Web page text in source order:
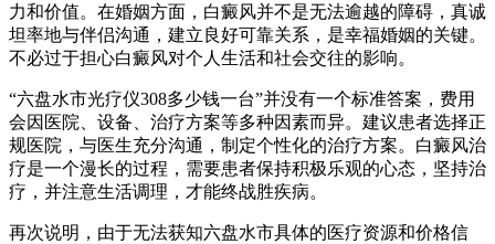
力和价值。在婚姻方面，白癜风并不是无法逾越的障碍，真诚
坦率地与伴侣沟通，建立良好可靠关系，是幸福婚姻的关键。
不必过于担心白癜风对个人生活和社会交往的影响。
“六盘水市光疗仪308多少钱一台”并没有一个标准答案，费用
会因医院、设备、治疗方案等多种因素而异。建议患者选择正
规医院，与医生充分沟通，制定个性化的治疗方案。白癜风治
疗是一个漫长的过程，需要患者保持积极乐观的心态，坚持治
疗，并注意生活调理，才能终战胜疾病。
再次说明，由于无法获知六盘水市具体的医疗资源和价格信